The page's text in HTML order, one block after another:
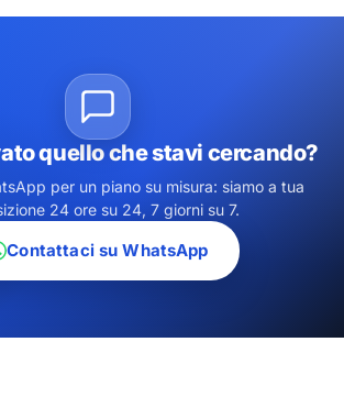
quello che stavi cercando?
per un piano su misura: siamo a tua
24 ore su 24, 7 giorni su 7.
Contattaci su WhatsApp